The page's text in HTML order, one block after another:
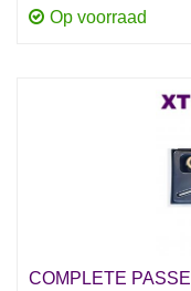
Op voorraad
COMPLETE